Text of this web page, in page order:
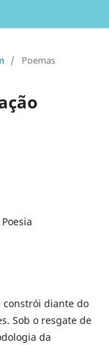
/ Poemas
constrói diante do
Sob o resgate de
da